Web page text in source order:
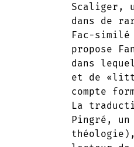
Scaliger,
dans de
Fac-
propose
dans
et de
compte
La
Pingré, un